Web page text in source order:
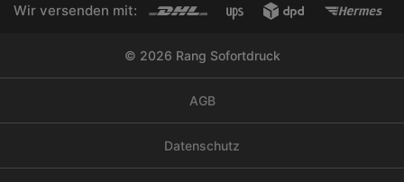
Wir versenden mit:
© 2026 Rang Sofortdruck
AGB
Datenschutz